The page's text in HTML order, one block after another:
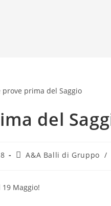
del
A&A Balli di Gruppo /
Maggio!